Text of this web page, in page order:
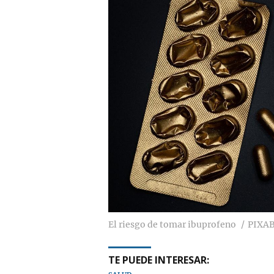
El riesgo de tomar ibuprofeno
TE PUEDE INTERESAR: